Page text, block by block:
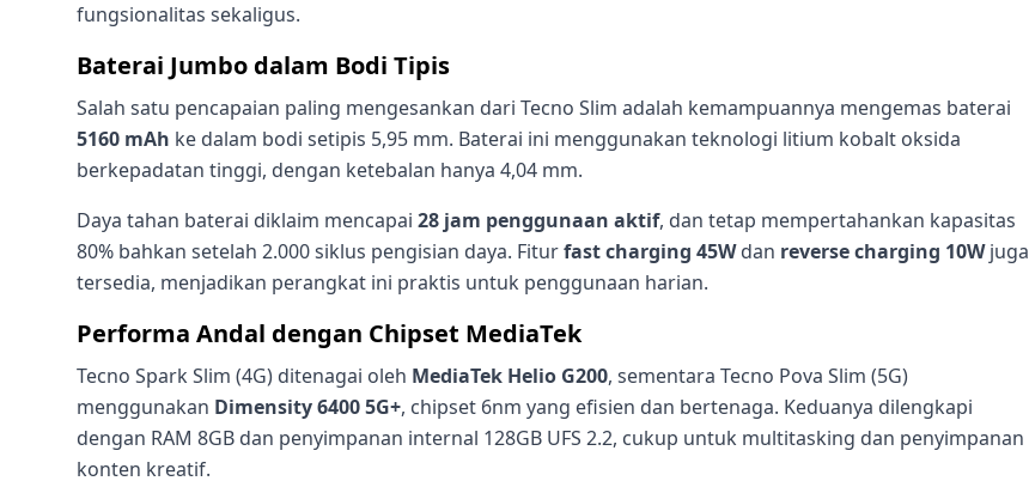
fungsionalitas sekaligus.
Baterai Jumbo dalam Bodi Tipis
Salah satu pencapaian paling mengesankan dari Tecno Slim adalah kemampuannya mengemas baterai
5160 mAh ke dalam bodi setipis 5,95 mm. Baterai ini menggunakan teknologi litium kobalt oksida
berkepadatan tinggi, dengan ketebalan hanya 4,04 mm.
Daya tahan baterai diklaim mencapai 28 jam penggunaan aktif, dan tetap mempertahankan kapasitas
80% bahkan setelah 2.000 siklus pengisian daya. Fiturfast charging 45Wdan reverse charging 10Wjuga
tersedia, menjadikan perangkat ini praktis untuk penggunaan harian.
Performa Andal dengan Chipset MediaTek
Tecno Spark Slim (4G) ditenagai oleh MediaTek Helio G200, sementara Tecno Pova Slim (5G)
menggunakan Dimensity 6400 5G+, chipset 6nm yang efisien dan bertenaga. Keduanya dilengkapi
dengan RAM 8GB dan penyimpanan internal 128GB UFS 2.2, cukup untuk multitasking dan penyimpanan
konten kreatif.